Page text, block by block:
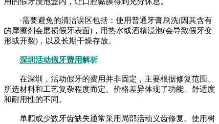
·需要避免的清洁误区包括：使用普通牙膏刷洗(因其含有
的摩擦剂会磨损假牙表面)，用热水或酒精浸泡(会导致假牙变
形或开裂)，以及长期干燥存放。
深圳活动假牙费用解析
在深圳，活动假牙的费用并非固定，主要根据修复范围、
所选材料和工艺复杂程度而定。价格差异体现了功能、舒适度
和耐用性的不同。
单颗或少数牙齿缺失通常采用局部活动义齿修复。使用树